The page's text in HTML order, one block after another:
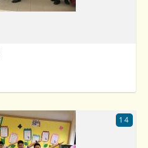
14